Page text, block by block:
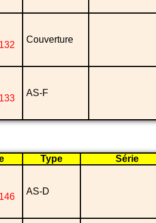
Couverture
AS-F
Type Série
AS-D